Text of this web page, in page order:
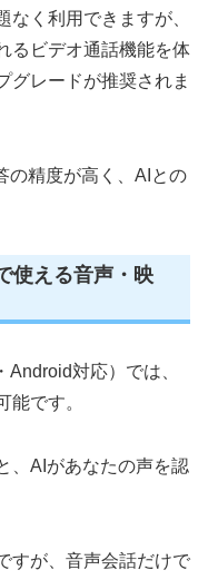
く利用できますが、
るビデオ通話機能を体
グレードが推奨されま
の精度が高く、AIとの
使える音声・映
対応）では、
能です。
、AIがあなたの声を認
すが、音声会話だけで